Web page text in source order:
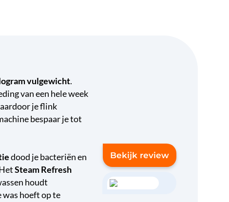
vulgewicht.
van een hele week
je flink
bespaar je tot
dood je bacteriën en
Steam Refresh
houdt
was hoeft op te
Bekijk review